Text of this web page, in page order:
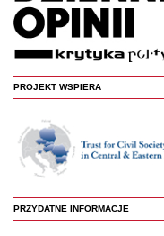
PROJEKT WSPIERA
PRZYDATNE INFORMACJE